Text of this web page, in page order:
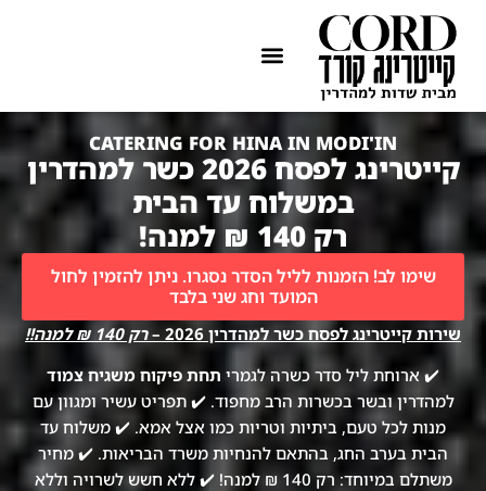
CATERING FOR HINA IN MODI'IN
קייטרינג לפסח 2026 כשר למהדרין
במשלוח עד הבית
רק 140 ₪ למנה!
שימו לב! הזמנות לליל הסדר נסגרו. ניתן להזמין לחול
המועד וחג שני בלבד
שירות קייטרינג לפסח כשר למהדרין 2026 –
רק 140 ₪ למנה!!
✔️ ארוחת ליל סדר כשרה לגמרי תחת פיקוח משגיח צמוד
למהדרין ובשר בכשרות הרב מחפוד. ✔️ תפריט עשיר ומגוון עם
מנות לכל טעם, ביתיות וטריות כמו אצל אמא. ✔️ משלוח עד
הבית בערב החג, בהתאם להנחיות משרד הבריאות. ✔️ מחיר
משתלם במיוחד: רק 140 ₪ למנה! ✔️ ללא חשש לשרויה וללא